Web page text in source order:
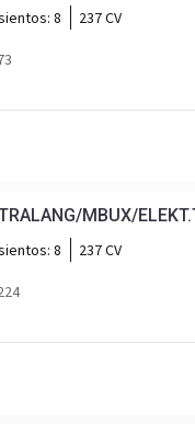
8
237 CV
MBUX/
8
237 CV